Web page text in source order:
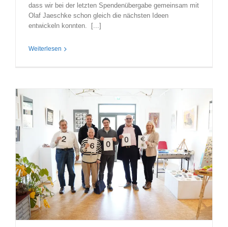
dass wir bei der letzten Spendenübergabe gemeinsam mit
Olaf Jaeschke schon gleich die nächsten Ideen
entwickeln konnten. [...]
Weiterlesen